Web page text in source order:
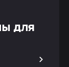
для
>